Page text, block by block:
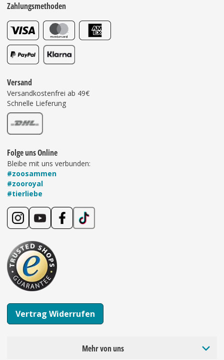
Zahlungsmethoden
Versand
Versandkostenfrei ab 49€
Schnelle Lieferung
Folge uns Online
Bleibe mit uns verbunden:
#zoosammen
#zooroyal
#tierliebe
Vertrag Widerrufen
Mehr von uns